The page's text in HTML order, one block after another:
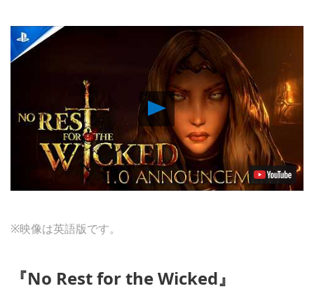
Play
Video
※映像は英語版です。
『No Rest for the Wicked』